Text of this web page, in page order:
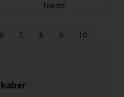
Næste
6 7 8 9 10